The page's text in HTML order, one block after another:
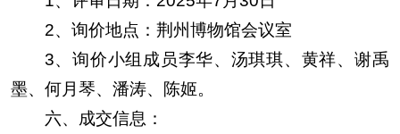
2、询价地点：荆州博物馆会议室
3、询价小组成员李华、汤琪琪、黄祥、谢禹
墨、何月琴、潘涛、陈姬。
六、成交信息：